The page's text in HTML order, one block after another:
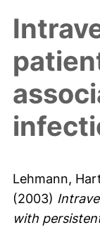
Lehmann,
(2003)
with